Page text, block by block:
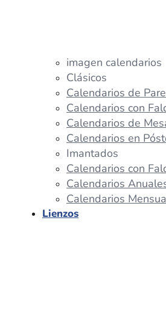
imagen calendarios
Clásicos
Calendarios de
Calendarios con
Calendarios de
Calendarios en
Imantados
Calendarios con
Calendarios
Calendarios
Lienzos